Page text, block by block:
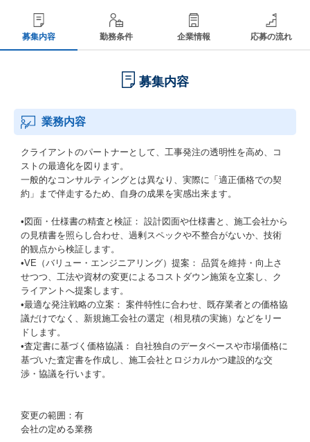
募集内容 勤務条件 企業情報 応募の流れ
募集内容
業務内容
クライアントのパートナーとして、工事発注の透明性を高め、コ
ストの最適化を図ります。
一般的なコンサルティングとは異なり、実際に「適正価格での契
約」まで伴走するため、自身の成果を実感出来ます。
•図面・仕様書の精査と検証： 設計図面や仕様書と、施工会社から
の見積書を照らし合わせ、過剰スペックや不整合がないか、技術
的観点から検証します。
•VE（バリュー・エンジニアリング）提案： 品質を維持・向上さ
せつつ、工法や資材の変更によるコストダウン施策を立案し、ク
ライアントへ提案します。
•最適な発注戦略の立案： 案件特性に合わせ、既存業者との価格協
議だけでなく、新規施工会社の選定（相見積の実施）などをリー
ドします。
•査定書に基づく価格協議： 自社独自のデータベースや市場価格に
基づいた査定書を作成し、施工会社とロジカルかつ建設的な交
渉・協議を行います。
変更の範囲：有
会社の定める業務